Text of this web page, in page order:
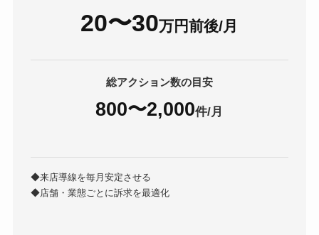
20〜30万円前後/月
総アクション数の目安
800〜2,000件/月
◆来店導線を毎月安定させる
◆店舗・業態ごとに訴求を最適化